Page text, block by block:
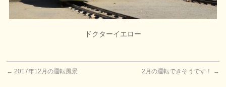
ドクターイエロー
← 2017年12月の運転風景 2月の運転できそうです！ →